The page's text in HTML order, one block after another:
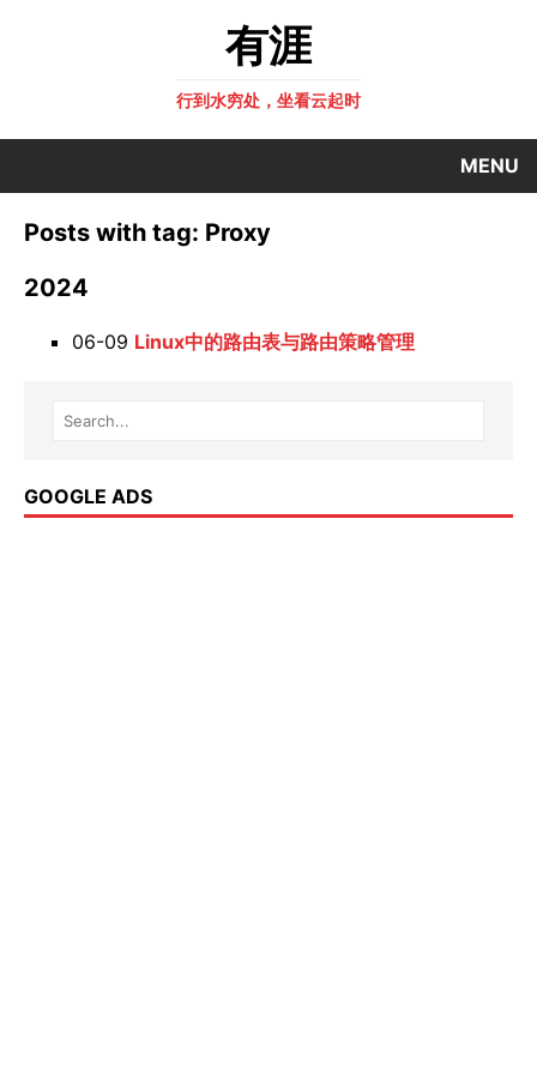
有涯
行到水穷处，坐看云起时
MENU
Posts with tag: Proxy
2024
06-09 Linux中的路由表与路由策略管理
GOOGLE ADS